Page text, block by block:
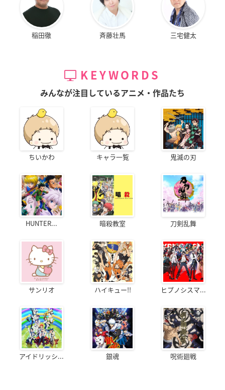
稲田徹 斉藤壮馬 三宅健太
KEYWORDS
みんなが注目しているアニメ・作品たち
ちいかわ キャラ一覧 鬼滅の刃
HUNTER... 暗殺教室 刀剣乱舞
サンリオ ハイキュー!! ヒプノシスマ...
アイドリッシ... 銀魂 呪術廻戦